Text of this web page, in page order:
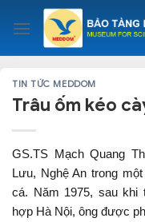
content
TIN TỨC MEDDOM
Trâu ốm kéo
GS.TS Mạch Quang
Lưu, Nghệ An trong
cá. Năm 1975, sau khi
hợp Hà Nội, ông được